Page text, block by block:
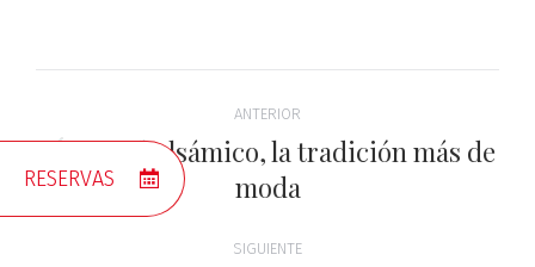
Navegación
entre
entradas
ANTERIOR
Entrada
anterior:
Vinagre balsámico, la tradición más de
moda
SIGUIENTE
RESERVAS